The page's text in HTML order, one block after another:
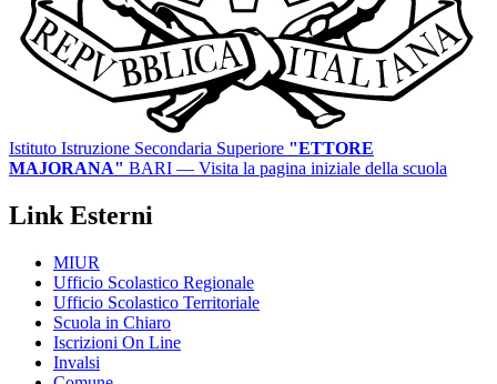
Istituto Istruzione Secondaria Superiore "ETTORE
MAJORANA" BARI — Visita la pagina iniziale della scuola
Link Esterni
MIUR
Ufficio Scolastico Regionale
Ufficio Scolastico Territoriale
Scuola in Chiaro
Iscrizioni On Line
Invalsi